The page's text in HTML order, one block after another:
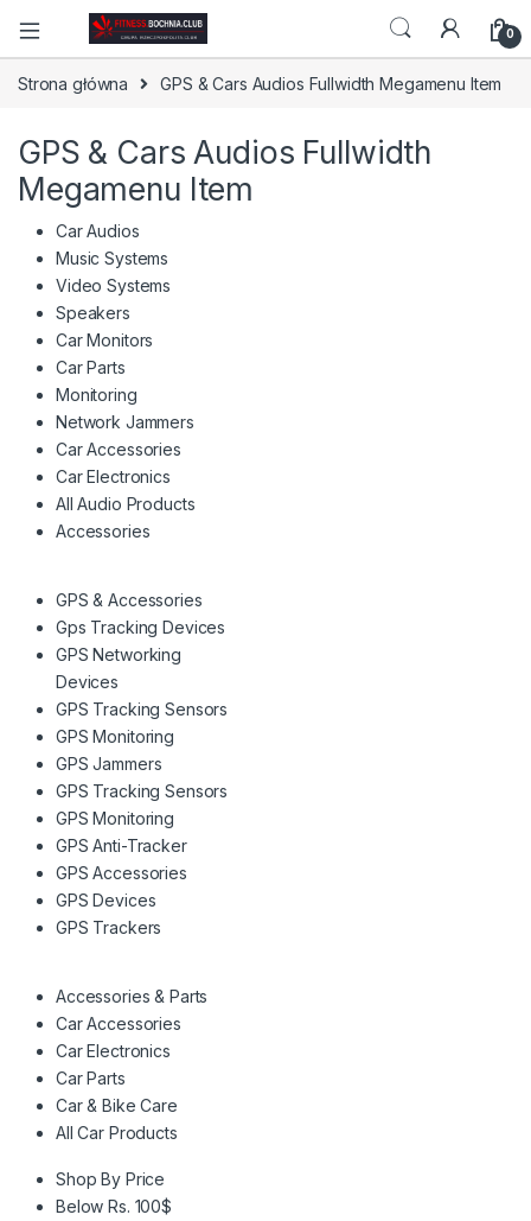
0
Strona główna GPS & Cars Audios Fullwidth Megamenu Item
GPS & Cars Audios Fullwidth
Megamenu Item
Car Audios
Music Systems
Video Systems
Speakers
Car Monitors
Car Parts
Monitoring
Network Jammers
Car Accessories
Car Electronics
All Audio Products
Accessories
GPS & Accessories
Gps Tracking Devices
GPS Networking
Devices
GPS Tracking Sensors
GPS Monitoring
GPS Jammers
GPS Tracking Sensors
GPS Monitoring
GPS Anti-Tracker
GPS Accessories
GPS Devices
GPS Trackers
Accessories & Parts
Car Accessories
Car Electronics
Car Parts
Car & Bike Care
All Car Products
Shop By Price
Below Rs. 100$